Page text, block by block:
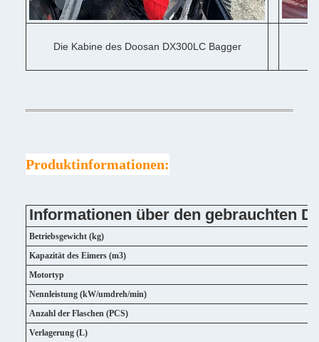
Die Kabine des Doosan DX300LC Bagger
Produktinformationen:
Informationen über den gebrauchten
Betriebsgewicht (kg)
Kapazität des Eimers (m3)
Motortyp
Nennleistung (kW/umdreh/min)
Anzahl der Flaschen (PCS)
Verlagerung (L)